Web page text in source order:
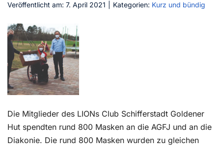
Kontakt
Veröffentlicht am: 7. April 2021 Kategorien: Kurz und bündig
Die Mitglieder des LIONs Club Schifferstadt Goldener
Hut spendten rund 800 Masken an die AGFJ und an die
Diakonie. Die rund 800 Masken wurden zu gleichen